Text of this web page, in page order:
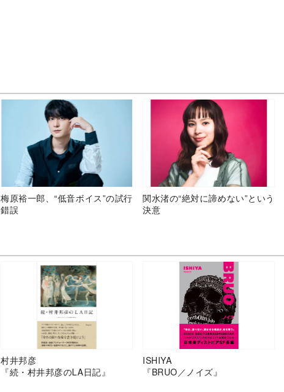
梅原裕一郎、“低音ボイス”の試行
錯誤
関水渚の“絶対に諦めない”という
決意
村井邦彦
『続・村井邦彦のLA日記』
ISHIYA
『BRUO／ノイズ』